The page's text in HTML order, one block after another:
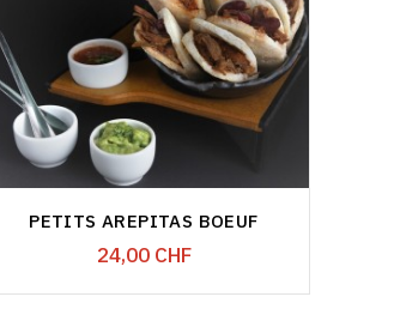
PETITS AREPITAS BOEUF
Prix
24,00 CHF